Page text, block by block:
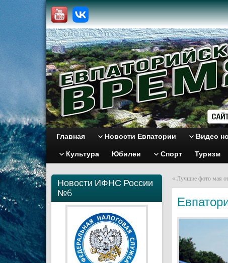
Главная Новости Евпатории Видео
Культура Юбилеи Спорт Туризм
Новости ИФНС России
№6
« Лучшие фото мая